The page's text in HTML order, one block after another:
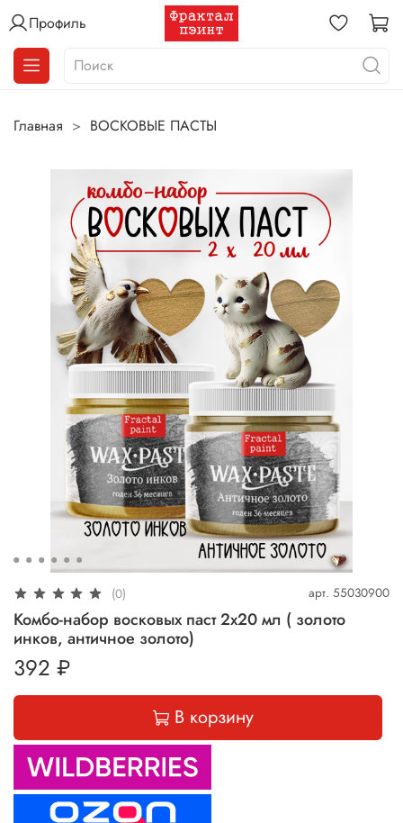
Профиль
Главная ВОСКОВЫЕ ПАСТЫ
(0) арт. 55030900
Комбо-набор восковых паст 2х20 мл ( золото
инков, античное золото)
392 ₽
В корзину